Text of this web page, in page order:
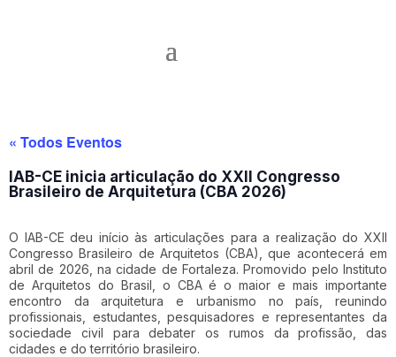
« Todos Eventos
IAB-CE inicia articulação do XXII Congresso
Brasileiro de Arquitetura (CBA 2026)
O IAB-CE deu início às articulações para a realização do XXII
Congresso Brasileiro de Arquitetos (CBA), que acontecerá em
abril de 2026, na cidade de Fortaleza. Promovido pelo Instituto
de Arquitetos do Brasil, o CBA é o maior e mais importante
encontro da arquitetura e urbanismo no país, reunindo
profissionais, estudantes, pesquisadores e representantes da
sociedade civil para debater os rumos da profissão, das
cidades e do território brasileiro.